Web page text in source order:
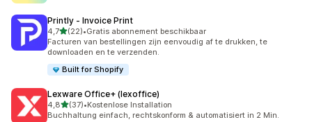
Printly ‑ Invoice Print
4,7van 5 sterren
(22)
22 recensies in totaal
•Gratis abonnement beschikbaar
Facturen van bestellingen zijn eenvoudig af te drukken, te
downloaden en te verzenden.
Built for Shopify
Lexware Office+ (lexoffice)
4,8van 5 sterren
(37)
37 recensies in totaal
•Kostenlose Installation
Buchhaltung einfach, rechtskonform & automatisiert in 2 Min.